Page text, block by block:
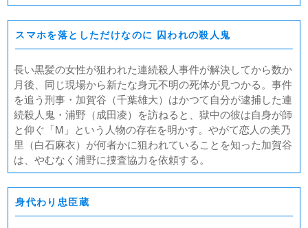
スマホを落としただけなのに 囚われの殺人鬼
長い黒髪の女性が狙われた連続殺人事件が解決してから数か
月後、同じ現場から新たな身元不明の死体が見つかる。事件
を追う刑事・加賀谷（千葉雄大）はかつて自分が逮捕した連
続殺人鬼・浦野（成田凌）を訪ねると、獄中の彼は自身が師
と仰ぐ「M」という人物の存在を明かす。やがて恋人の美乃
里（白石麻衣）が何者かに狙われていることを知った加賀谷
は、やむなく浦野に捜査協力を依頼する。
身代わり忠臣蔵